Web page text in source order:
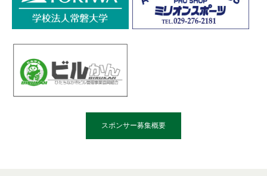
スポンサー募集概要